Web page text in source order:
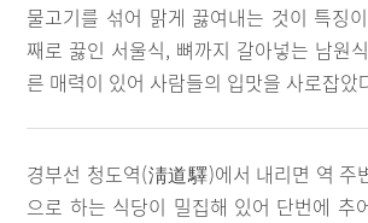
물고기를 섞어 맑게 끓여내는 것이 특징
째로 끓인 서울식, 뼈까지 갈아넣는 남원
른 매력이 있어 사람들의 입맛을 사로잡았
경부선 청도역(淸道驛)에서 내리면 역 주
으로 하는 식당이 밀집해 있어 단번에 추